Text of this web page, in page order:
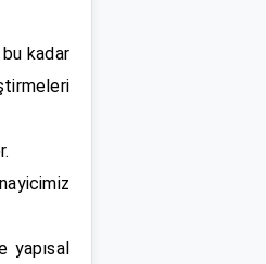
kadar
yapısal